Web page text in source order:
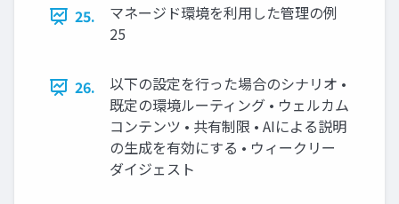
25.
マネージド環境を利用した管理の例
25
26.
以下の設定を行った場合のシナリオ •
既定の環境ルーティング • ウェルカム
コンテンツ • 共有制限 • AIによる説明
の生成を有効にする • ウィークリー
ダイジェスト